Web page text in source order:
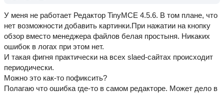
У меня не работает Редактор TinyMCE 4.5.6. В том плане, что
нет возможности добавить картинки.При нажатии на кнопку
обзор вместо менеджера файлов белая простыня. Никаких
ошибок в логах при этом нет.
И такая фигня практически на всех slaed-сайтах происходит
периодически.
Можно это как-то пофиксить?
Полагаю что ошибка где-то в самом редакторе. Может дело в